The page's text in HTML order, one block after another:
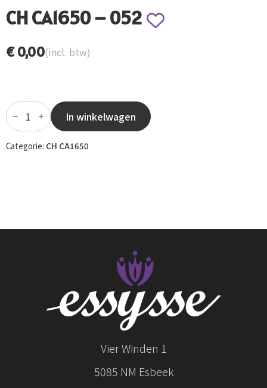
CH CA1650 – 052
€0,00(incl. btw)
CH
CA1650
-
052
aantal
In winkelwagen
Categorie: CH CA1650
Vier Winden 1
5085 NM Esbeek